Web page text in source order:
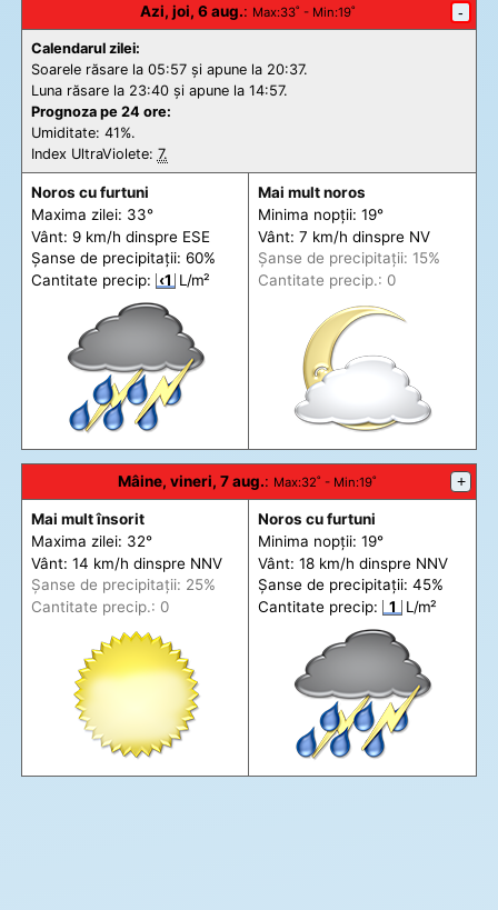
Azi, joi, 6 aug.: Max:33˚ - Min:19˚ -
Calendarul zilei:
Soarele răsare la 05:57 și apune la 20:37.
Luna răsare la 23:40 și apune la 14:57.
Prognoza pe 24 ore:
Umiditate: 41%.
Index UltraViolete: 7.
Noros cu furtuni
Maxima zilei: 33°
Vânt: 9 km/h dinspre ESE
Șanse de precipitații: 60%
Cantitate precip: ‹1 L/m²
Mai mult noros
Minima nopții: 19°
Vânt: 7 km/h dinspre NV
Șanse de precipitații: 15%
Cantitate precip.: 0
Mâine, vineri, 7 aug.: Max:32˚ - Min:19˚ +
Mai mult însorit
Maxima zilei: 32°
Vânt: 14 km/h dinspre NNV
Șanse de precipitații: 25%
Cantitate precip.: 0
Noros cu furtuni
Minima nopții: 19°
Vânt: 18 km/h dinspre NNV
Șanse de precipitații: 45%
Cantitate precip:
1 L/m²